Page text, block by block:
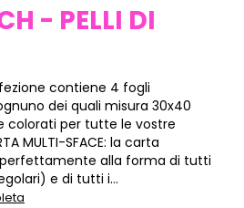
- PELLI DI
contiene 4 fogli
dei quali misura 30x40
colorati per tutte le vostre
MULTI-SFACE: la carta
alla forma di tutti
e di tutti i...